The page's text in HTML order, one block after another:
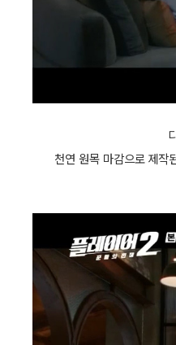
천연 원목 마감으로 제작